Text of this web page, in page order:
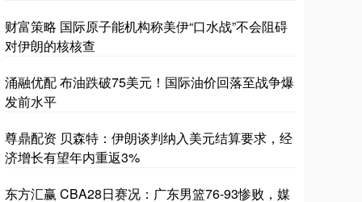
财富策略 国际原子能机构称美伊“口水战”不会阻碍
对伊朗的核核查
涌融优配 布油跌破75美元！国际油价回落至战争爆
发前水平
尊鼎配资 贝森特：伊朗谈判纳入美元结算要求，经
济增长有望年内重返3%
东方汇赢 CBA28日赛况：广东男篮76-93惨败，媒